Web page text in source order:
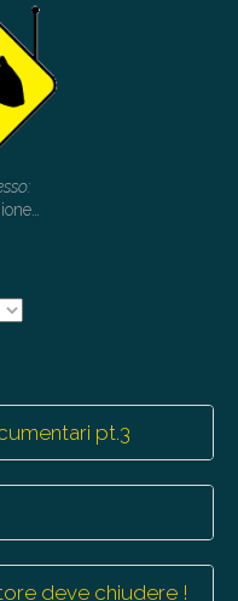
pt.3
deve chiudere !